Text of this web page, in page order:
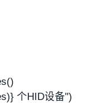
个HID设备")